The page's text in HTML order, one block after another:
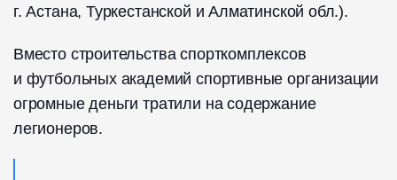
г. Астана, Туркестанской и Алматинской обл.).
Вместо строительства спорткомплексов
и футбольных академий спортивные организации
огромные деньги тратили на содержание
легионеров.